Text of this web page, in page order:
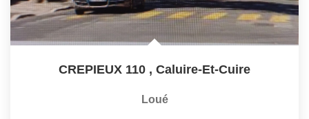
CREPIEUX 110 , Caluire-Et-Cuire
Loué